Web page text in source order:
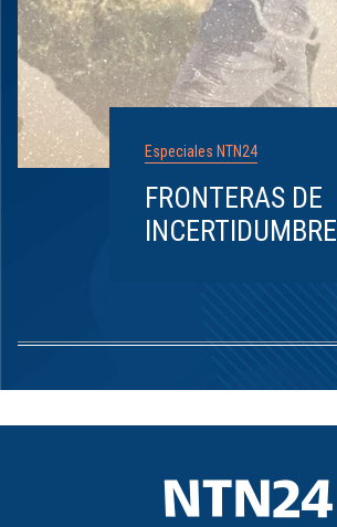
Especiales NTN24
FRONTERAS DE
INCERTIDUMBRE
8